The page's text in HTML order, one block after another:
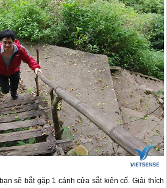
sẽ bắt gặp 1 cánh cửa sắt kiên cố. Giải thích